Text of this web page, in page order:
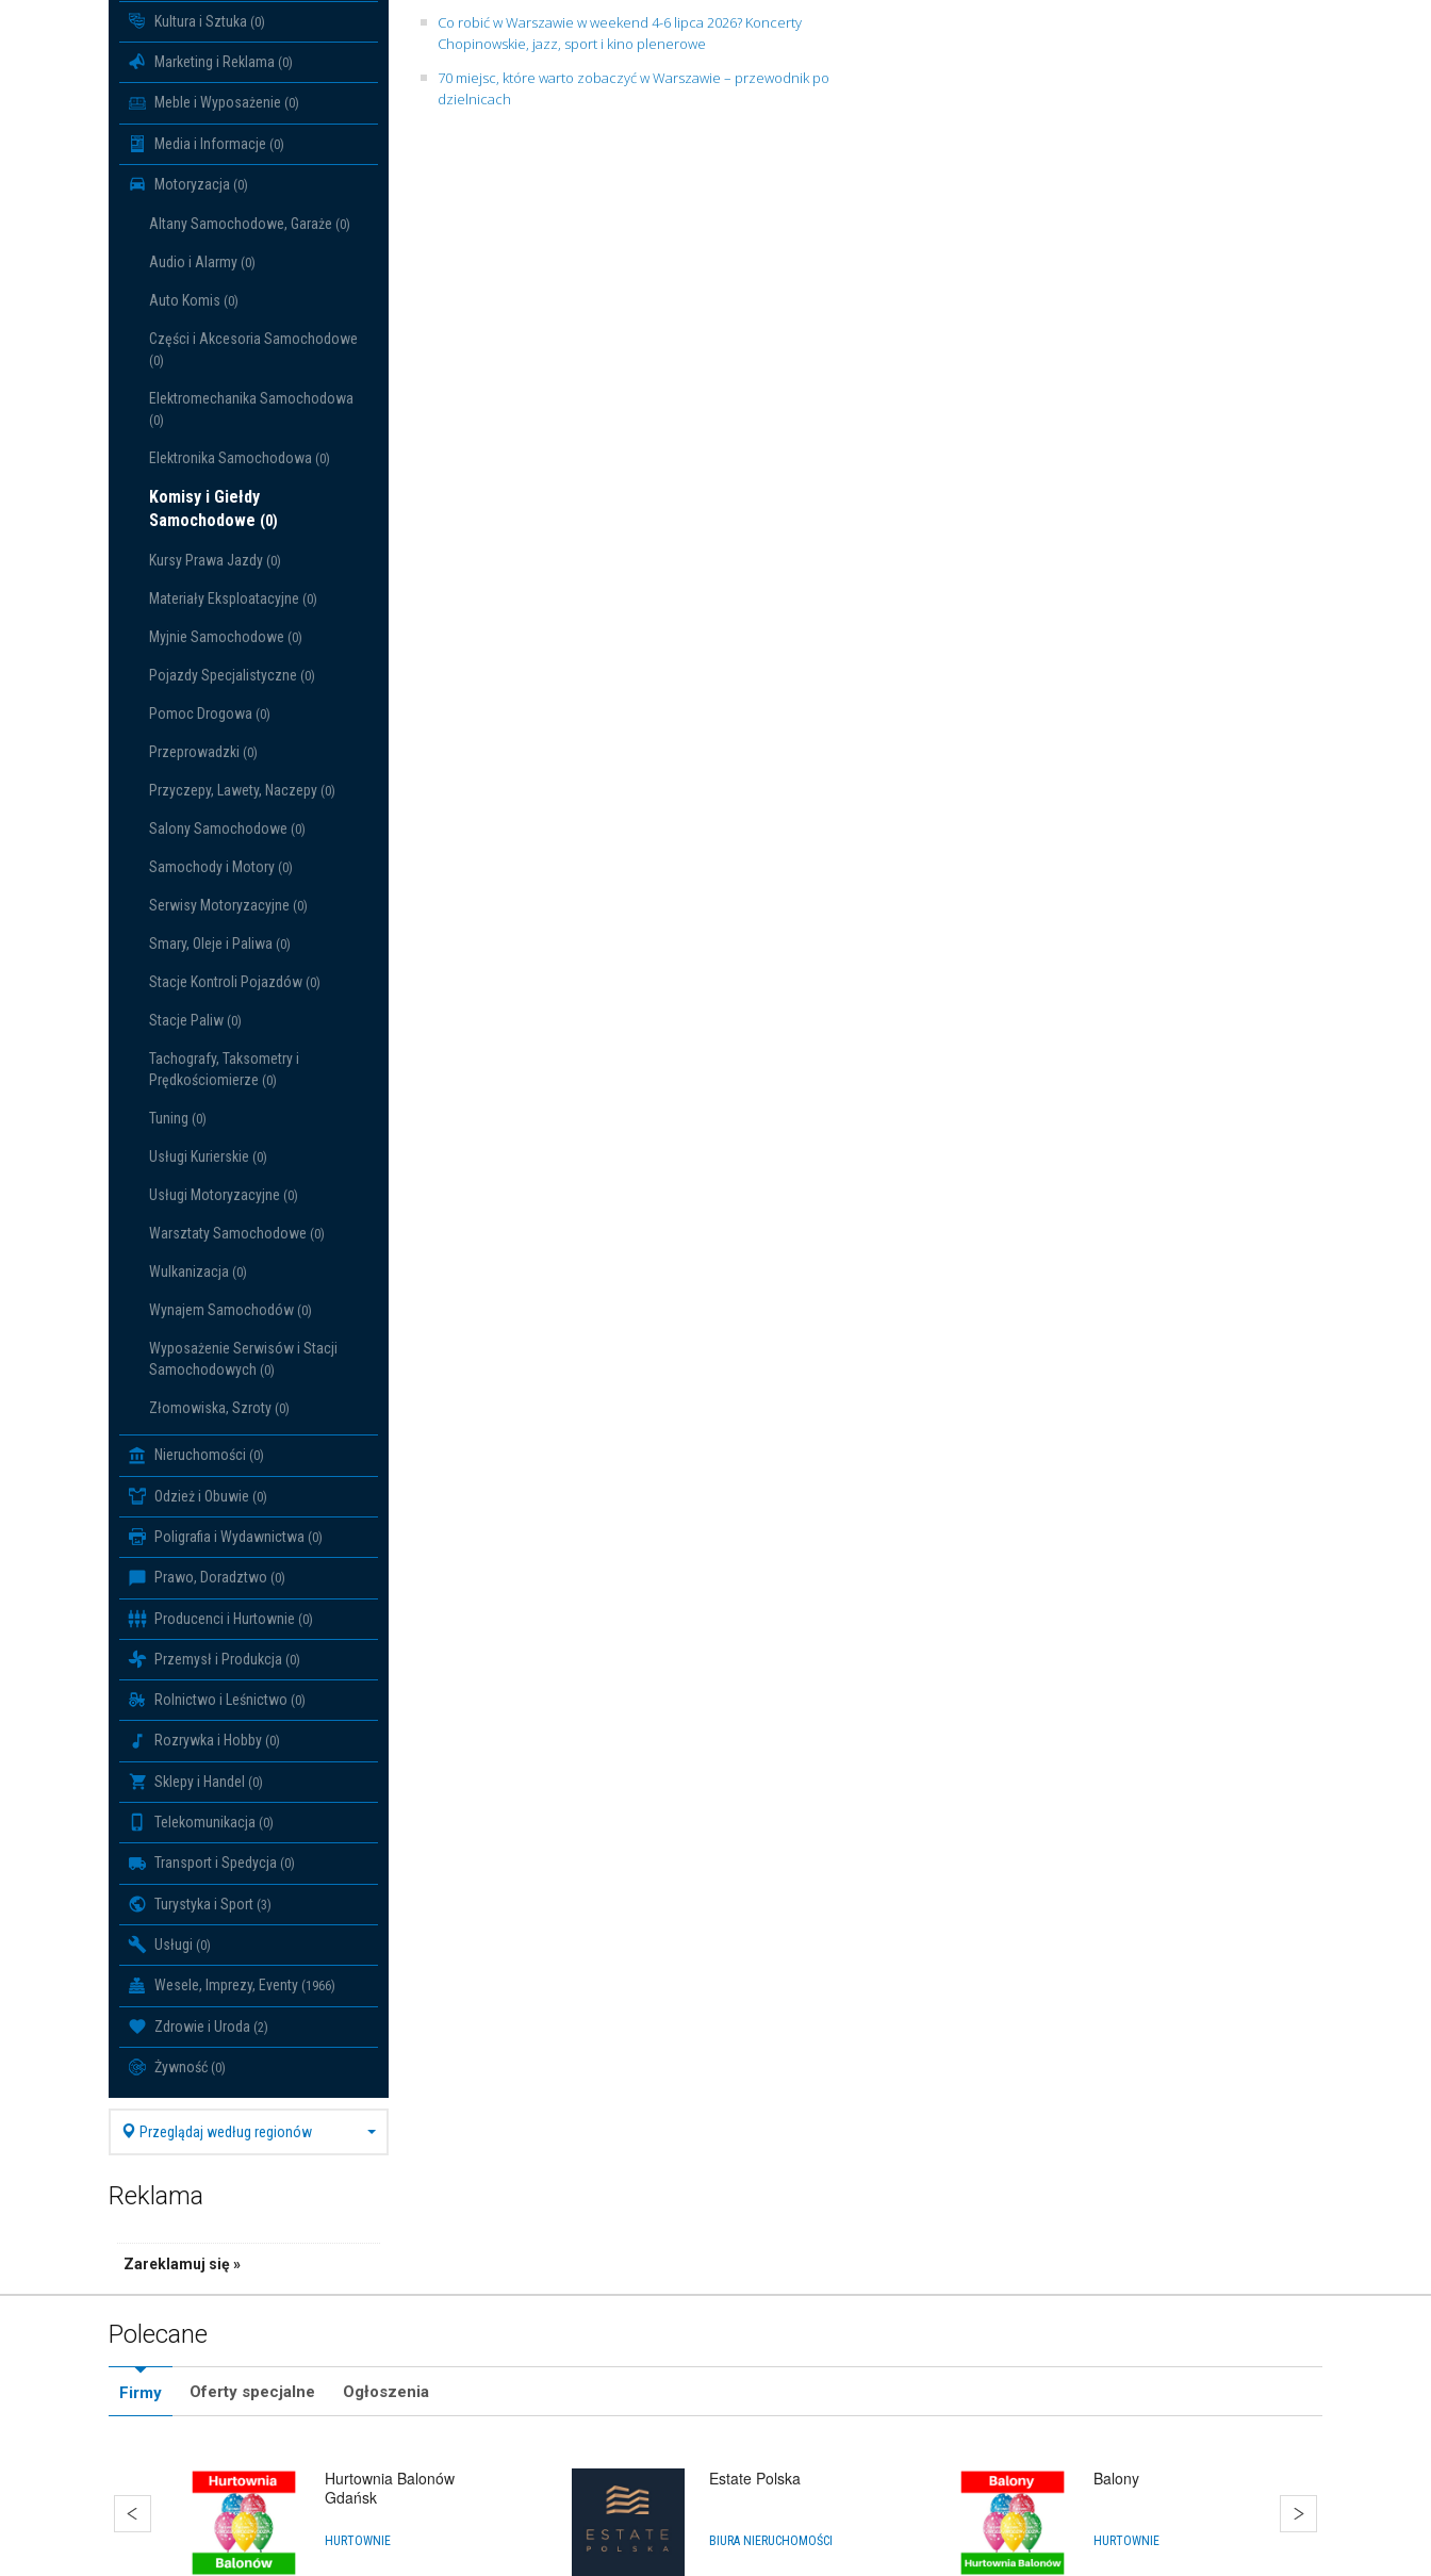
Kultura i Sztuka (0)
Marketing i Reklama (0)
Meble i Wyposażenie (0)
Media i Informacje (0)
Motoryzacja (0)
Altany Samochodowe, Garaże (0)
Audio i Alarmy (0)
Auto Komis (0)
Części i Akcesoria Samochodowe
(0)
Elektromechanika Samochodowa
(0)
Elektronika Samochodowa (0)
Komisy i Giełdy
Samochodowe (0)
Kursy Prawa Jazdy (0)
Materiały Eksploatacyjne (0)
Myjnie Samochodowe (0)
Pojazdy Specjalistyczne (0)
Pomoc Drogowa (0)
Przeprowadzki (0)
Przyczepy, Lawety, Naczepy (0)
Salony Samochodowe (0)
Samochody i Motory (0)
Serwisy Motoryzacyjne (0)
Smary, Oleje i Paliwa (0)
Stacje Kontroli Pojazdów (0)
Stacje Paliw (0)
Tachografy, Taksometry i
Prędkościomierze (0)
Tuning (0)
Usługi Kurierskie (0)
Usługi Motoryzacyjne (0)
Warsztaty Samochodowe (0)
Wulkanizacja (0)
Wynajem Samochodów (0)
Wyposażenie Serwisów i Stacji
Samochodowych (0)
Złomowiska, Szroty (0)
Nieruchomości (0)
Odzież i Obuwie (0)
Poligrafia i Wydawnictwa (0)
Prawo, Doradztwo (0)
Producenci i Hurtownie (0)
Przemysł i Produkcja (0)
Rolnictwo i Leśnictwo (0)
Rozrywka i Hobby (0)
Sklepy i Handel (0)
Telekomunikacja (0)
Transport i Spedycja (0)
Turystyka i Sport (3)
Usługi (0)
Wesele, Imprezy, Eventy (1966)
Zdrowie i Uroda (2)
Żywność (0)
Przeglądaj według regionów
Reklama
Zareklamuj się »
Co robić w Warszawie w weekend 4-6 lipca 2026? Koncerty
Chopinowskie, jazz, sport i kino plenerowe
70 miejsc, które warto zobaczyć w Warszawie – przewodnik po
dzielnicach
Polecane
Firmy Oferty specjalne Ogłoszenia
Hurtownia Balonów
Gdańsk
HURTOWNIE
Estate Polska
BIURA NIERUCHOMOŚCI
Balony
HURTOWNIE